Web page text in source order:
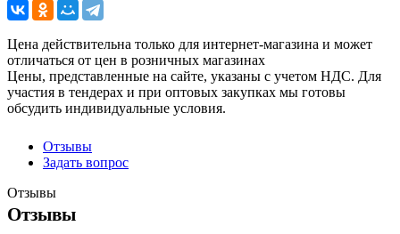
Цена действительна только для интернет-магазина и может
отличаться от цен в розничных магазинах
Цены, представленные на сайте, указаны с учетом НДС. Для
участия в тендерах и при оптовых закупках мы готовы
обсудить индивидуальные условия.
Отзывы
Задать вопрос
Отзывы
Отзывы